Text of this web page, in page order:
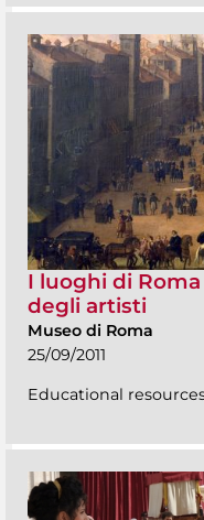
I luoghi di
degli artisti
Museo di Roma
25/09/2011
Educational